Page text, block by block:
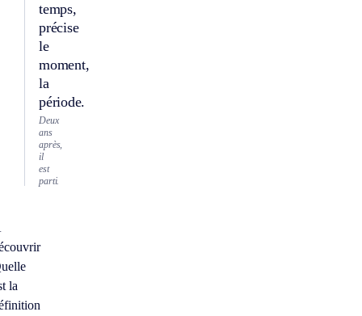
temps,
précise
le
moment,
la
période.
Deux
ans
après,
il
est
parti.
la